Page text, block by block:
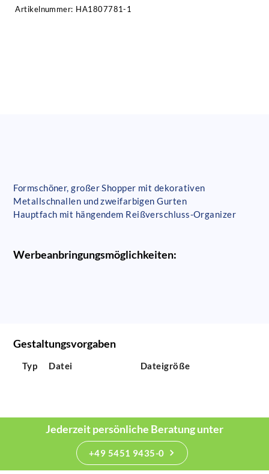
Artikelnummer: HA1807781-1
Formschöner, großer Shopper mit dekorativen
Metallschnallen und zweifarbigen Gurten
Hauptfach mit hängendem Reißverschluss-Organizer
Werbeanbringungsmöglichkeiten:
Gestaltungsvorgaben
Typ Datei Dateigröße
Jederzeit persönliche Beratung unter
+49 5451 9435-0